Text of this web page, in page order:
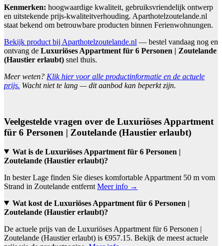
Kenmerken: hoogwaardige kwaliteit, gebruiksvriendelijk ontwerp
en uitstekende prijs-kwaliteitverhouding. Aparthotelzoutelande.nl
staat bekend om betrouwbare producten binnen Ferienwohnungen.
Bekijk product bij Aparthotelzoutelande.nl — bestel vandaag nog en
ontvang de Luxuriöses Appartment für 6 Personen | Zoutelande
(Haustier erlaubt) snel thuis.
Meer weten? Klik hier voor alle productinformatie en de actuele
prijs. Wacht niet te lang — dit aanbod kan beperkt zijn.
Veelgestelde vragen over de Luxuriöses Appartment
für 6 Personen | Zoutelande (Haustier erlaubt)
Wat is de Luxuriöses Appartment für 6 Personen |
Zoutelande (Haustier erlaubt)?
In bester Lage finden Sie dieses komfortable Appartment 50 m vom
Strand in Zoutelande entfernt Meer info →
Wat kost de Luxuriöses Appartment für 6 Personen |
Zoutelande (Haustier erlaubt)?
De actuele prijs van de Luxuriöses Appartment für 6 Personen |
Zoutelande (Haustier erlaubt) is €957.15. Bekijk de meest actuele